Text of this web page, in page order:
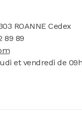
ROANNE Cedex
89 89
et vendredi de